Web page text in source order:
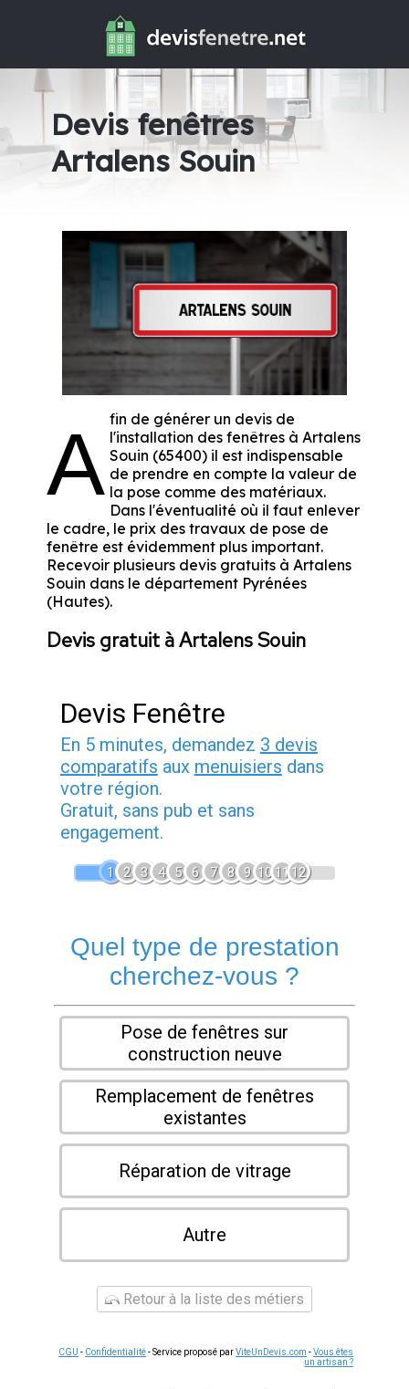
Devis fenêtres
Artalens Souin
A fin de générer un devis de
l'installation des fenêtres à Artalens
Souin (65400) il est indispensable
de prendre en compte la valeur de
la pose comme des matériaux.
Dans l'éventualité où il faut enlever
le cadre, le prix des travaux de pose de
fenêtre est évidemment plus important.
Recevoir plusieurs devis gratuits à Artalens
Souin dans le département Pyrénées
(Hautes).
Devis gratuit à Artalens Souin
Devis Fenêtre
En 5 minutes, demandez 3 devis
comparatifs aux menuisiers dans
votre région.
Gratuit, sans pub et sans
engagement.
1 2 3 4 5 6 7 8 9 1011 12
Quel type de prestation
cherchez-vous ?
Pose de fenêtres sur
construction neuve
Remplacement de fenêtres
existantes
Réparation de vitrage
Autre
Retour à la liste des métiers
CGU - Confidentialité- Service proposé parViteUnDevis.com -Vous êtes
un artisan ?